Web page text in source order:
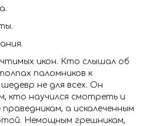
чтимых икон. Кто слышал об
паломников к
не для всех. Он
кто научился смотреть и
а искалеченным
Немощным грешникам,